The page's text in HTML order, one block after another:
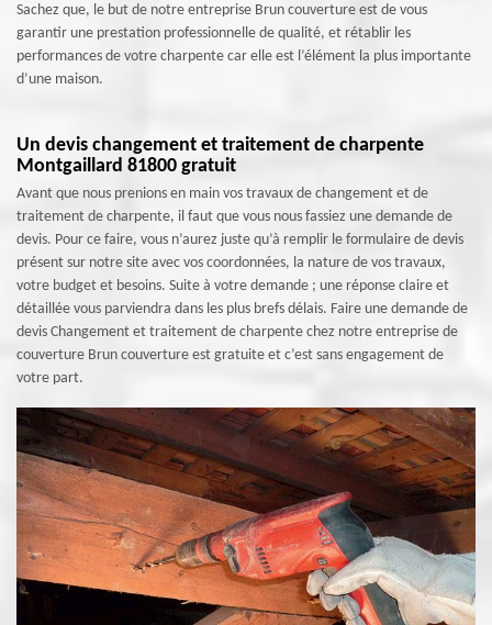
Sachez que, le but de notre entreprise Brun couverture est de vous
garantir une prestation professionnelle de qualité, et rétablir les
performances de votre charpente car elle est l’élément la plus importante
d’une maison.
Un devis changement et traitement de charpente
Montgaillard 81800 gratuit
Avant que nous prenions en main vos travaux de changement et de
traitement de charpente, il faut que vous nous fassiez une demande de
devis. Pour ce faire, vous n’aurez juste qu’à remplir le formulaire de devis
présent sur notre site avec vos coordonnées, la nature de vos travaux,
votre budget et besoins. Suite à votre demande ; une réponse claire et
détaillée vous parviendra dans les plus brefs délais. Faire une demande de
devis Changement et traitement de charpente chez notre entreprise de
couverture Brun couverture est gratuite et c’est sans engagement de
votre part.